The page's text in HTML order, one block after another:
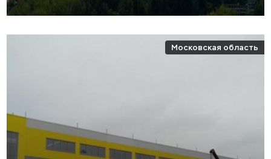
Московская область